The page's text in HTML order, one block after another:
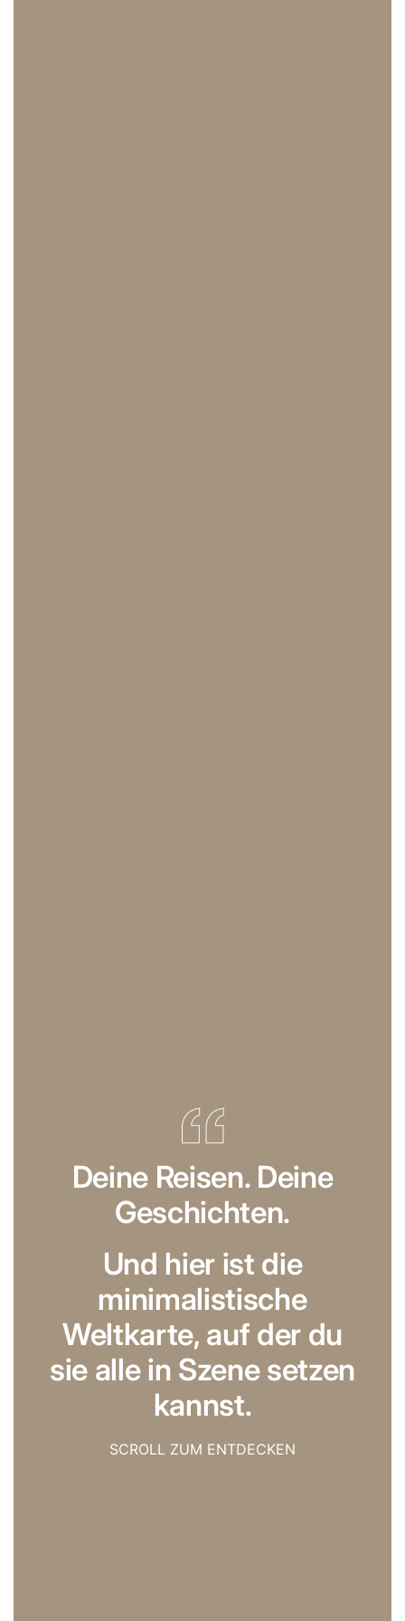
Deine Reisen. Deine
Geschichten.
Und hier ist die
minimalistische
Weltkarte, auf der du
sie alle in Szene setzen
kannst.
SCROLL ZUM ENTDECKEN